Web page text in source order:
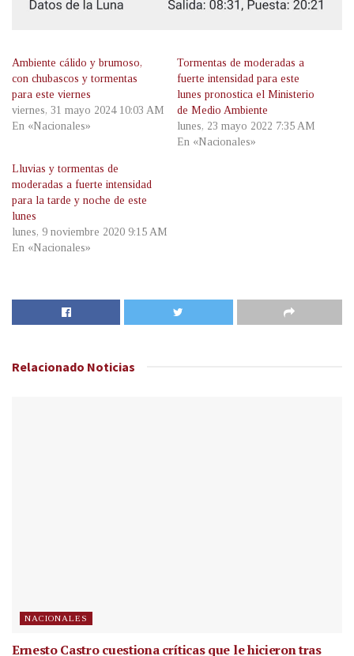
Ambiente cálido y brumoso,
con chubascos y tormentas
para este viernes
viernes, 31 mayo 2024 10:03 AM
En «Nacionales»
Tormentas de moderadas a
fuerte intensidad para este
lunes pronostica el Ministerio
de Medio Ambiente
lunes, 23 mayo 2022 7:35 AM
En «Nacionales»
Lluvias y tormentas de
moderadas a fuerte intensidad
para la tarde y noche de este
lunes
lunes, 9 noviembre 2020 9:15 AM
En «Nacionales»
Relacionado Noticias
NACIONALES
Ernesto Castro cuestiona críticas que le hicieron tras